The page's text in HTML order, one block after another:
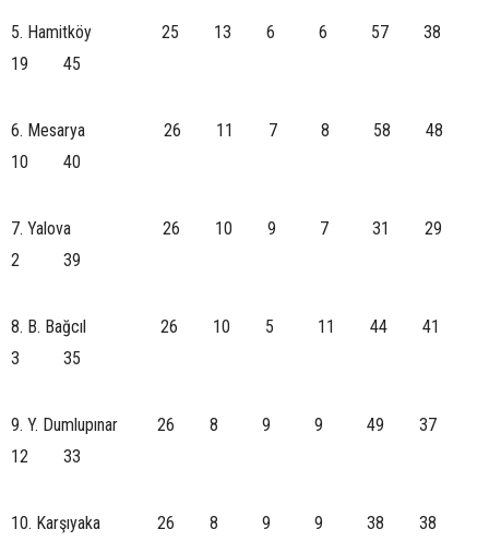
5. Hamitköy 25 13 6 6 57 38
19 45
6. Mesarya 26 11 7 8 58 48
10 40
7. Yalova 26 10 9 7 31 29
2 39
8. B. Bağcıl 26 10 5 11 44 41
3 35
9. Y. Dumlupınar 26 8 9 9 49 37
12 33
10. Karşıyaka 26 8 9 9 38 38